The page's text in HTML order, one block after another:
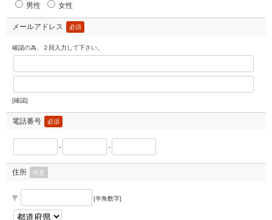
男性 女性
メールアドレス 必須
確認の為、２回入力して下さい。
[確認]
電話番号 必須
- -
住所 任意
〒 [半角数字]